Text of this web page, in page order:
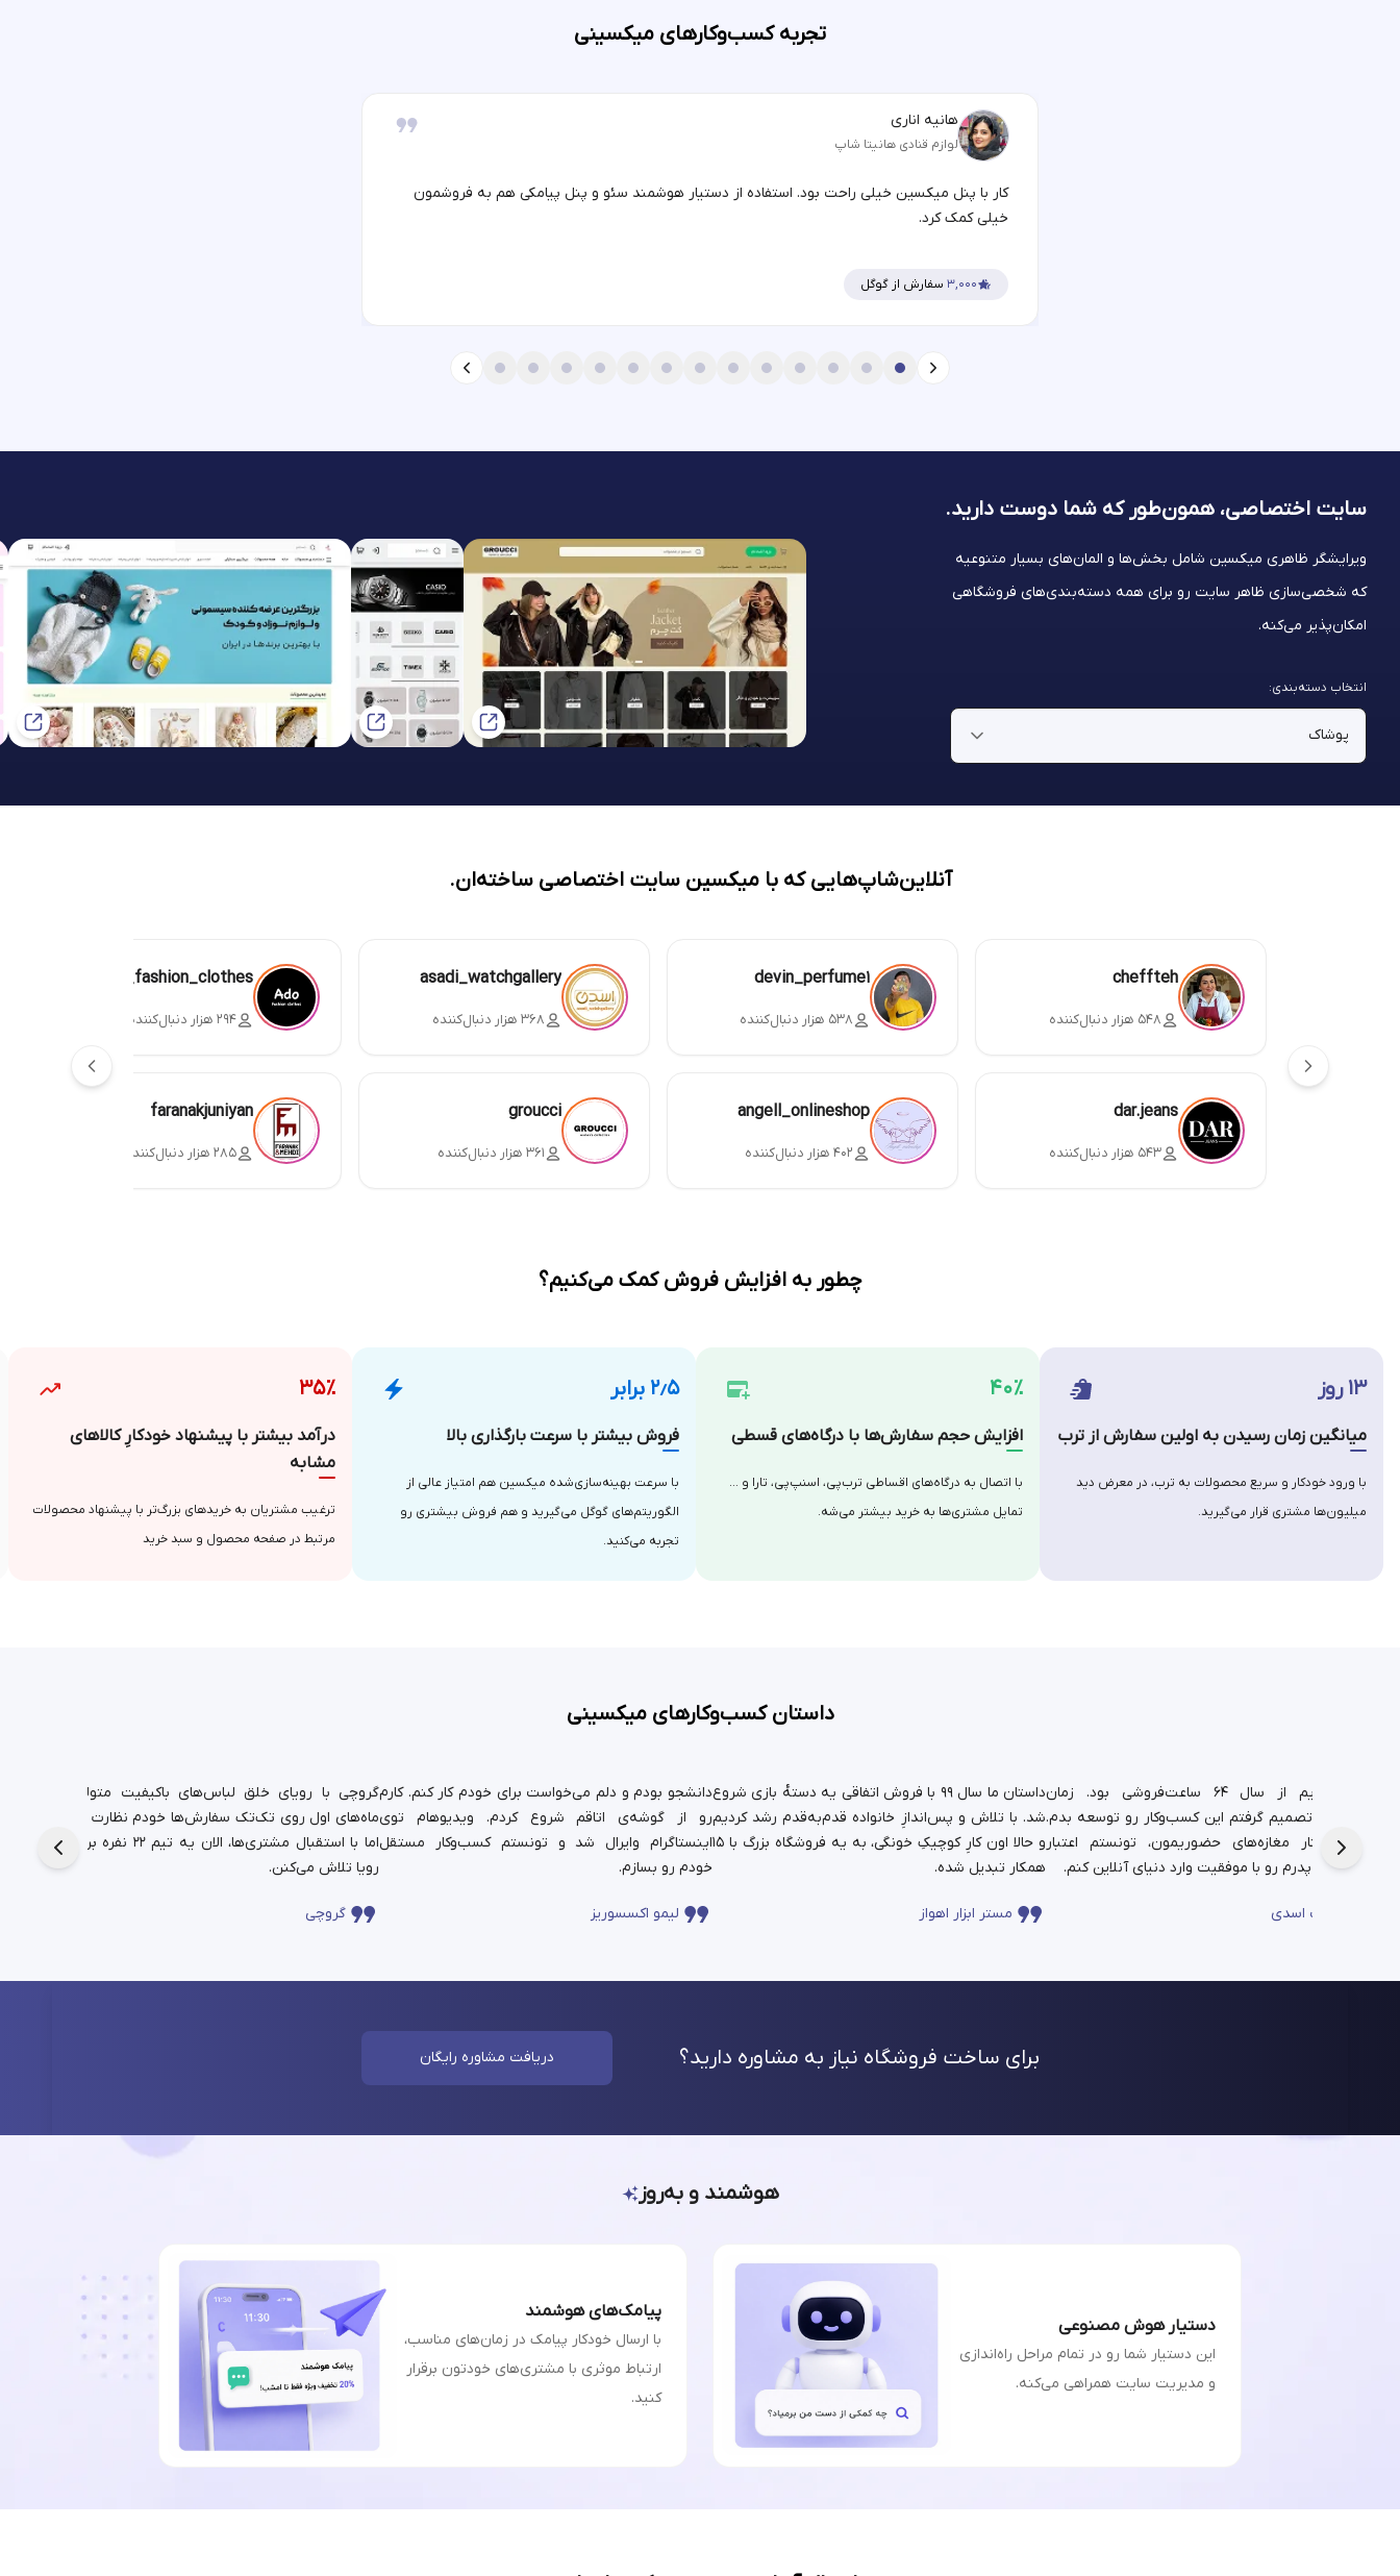
تجربه کسب‌وکارهای میکسینی
هانیه اناری
لوازم قنادی هانیتا شاپ
کار با پنل میکسین خیلی راحت بود. استفاده از دستیار هوشمند سئو و پنل پیامکی هم به فروشمون
خیلی کمک کرد.
۳,۰۰۰ سفارش از گوگل
سایت اختصاصی، همون‌طور که شما دوست دارید.
ویرایشگر ظاهری میکسین شامل بخش‌ها و المان‌های بسیار متنوعیه
که شخصی‌سازی ظاهر سایت رو برای همه دسته‌بندی‌های فروشگاهی
امکان‌پذیر می‌کنه.
انتخاب دسته‌بندی:
آنلاین‌شاپ‌هایی که با میکسین سایت اختصاصی ساخته‌ان.
cheffteh
۵۴۸ هزار دنبال‌کننده
devin_perfume1
۵۳۸ هزار دنبال‌کننده
asadi_watchgallery
۳۶۸ هزار دنبال‌کننده
ado_fashion_clothes
۲۹۴ هزار دنبال‌کننده
dar.jeans
۵۴۳ هزار دنبال‌کننده
angell_onlineshop
۴۰۲ هزار دنبال‌کننده
groucci
۳۶۱ هزار دنبال‌کننده
faranakjuniyan
۲۸۵ هزار دنبال‌کننده
چطور به افزایش فروش کمک می‌کنیم؟
۳۵٪
درآمد بیشتر با پیشنهاد خودکارِ کالاهای
مشابه
ترغیب مشتریان به خریدهای بزرگ‌تر با پیشنهاد محصولات
مرتبط در صفحه محصول و سبد خرید
۲٫۵ برابر
فروش بیشتر با سرعت بارگذاری بالا
با سرعت بهینه‌سازی‌شده میکسین هم امتیاز عالی از
الگوریتم‌های گوگل می‌گیرید و هم فروش بیشتری رو
تجربه می‌کنید.
۴۰٪
افزایش حجم سفارش‌ها با درگاه‌های قسطی
با اتصال به درگاه‌های اقساطی ترب‌پی، اسنپ‌پی، تارا و …
تمایل مشتری‌ها به خرید بیشتر می‌شه.
۱۳ روز
میانگین زمان رسیدن به اولین سفارش از ترب
با ورود خودکار و سریع محصولات به ترب، در معرض دید
میلیون‌ها مشتری قرار می‌گیرید.
داستان کسب‌وکارهای میکسینی
گروچی با رویای خلق لباس‌های باکیفیت متولد شد.
ماه‌های اول روی تک‌تک سفارش‌ها خودم نظارت داشتم،
اما با استقبال مشتری‌ها، الان یه تیم ۲۲ نفره برای این
رویا تلاش می‌کنن.
گروچی
دانشجو بودم و دلم می‌خواست برای خودم کار کنم. کارم
رو از گوشه‌ی اتاقم شروع کردم. ویدیوهام توی
اینستاگرام وایرال شد و تونستم کسب‌وکار مستقل
خودم رو بسازم.
لیمو اکسسوریز
داستان ما سال ۹۹ با فروش اتفاقی یه دسته‌ٔ بازی شروع
شد. با تلاش و پس‌اندازِ خانواده قدم‌به‌قدم رشد کردیم
و حالا اون کارِ کوچیکِ خونگی، به یه فروشگاه بزرگ با ۱۵
همکار تبدیل شده.
مستر ابزار اهواز
شغل پدریم از سال ۶۴ ساعت‌فروشی بود. زمان
دانشجویی تصمیم گرفتم این کسب‌وکار رو توسعه بدم.
حالا در کنار مغازه‌های حضوریمون، تونستم اعتبار
چندساله‌ی پدرم رو با موفقیت وارد دنیای آنلاین کنم.
ساعت اسدی
برای ساخت فروشگاه نیاز به مشاوره دارید؟ دریافت مشاوره رایگان
هوشمند و به‌روز
دستیار هوش مصنوعی
این دستیار شما رو در تمام مراحل راه‌اندازی
و مدیریت سایت همراهی می‌کنه.
پیامک‌های هوشمند
با ارسال خودکار پیامک در زمان‌های مناسب،
ارتباط موثری با مشتری‌های خودتون برقرار
کنید.